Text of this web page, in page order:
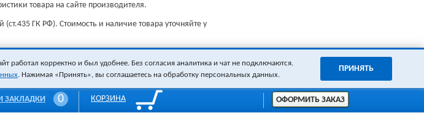
товара на сайте производителя.
ГК РФ). Стоимость и наличие товара уточняйте у
ЗАКЛАДКИ 0 КОРЗИНА ОФОРМИТЬ ЗАКАЗ
корректно и был удобнее. Без согласия аналитика и чат не подключаются.
. Нажимая «Принять», вы соглашаетесь на обработку персональных данных.
ПРИНЯТЬ